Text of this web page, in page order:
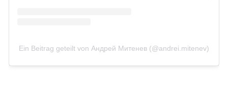
Ein Beitrag geteilt von Андрей Митенев (@andrei.mitenev)